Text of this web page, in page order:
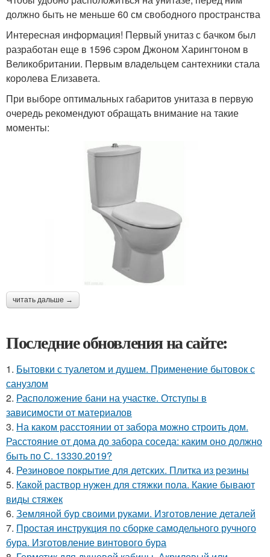
должно быть не меньше 60 см свободного пространства
Интересная информация! Первый унитаз с бачком был
разработан еще в 1596 сэром Джоном Харингтоном в
Великобритании. Первым владельцем сантехники стала
королева Елизавета.
При выборе оптимальных габаритов унитаза в первую
очередь рекомендуют обращать внимание на такие
моменты:
читать дальше →
Последние обновления на сайте:
1. Бытовки с туалетом и душем. Применение бытовок с
санузлом
2. Расположение бани на участке. Отступы в
зависимости от материалов
3. На каком расстоянии от забора можно строить дом.
Расстояние от дома до забора соседа: каким оно должно
быть по С. 13330.2019?
4. Резиновое покрытие для детских. Плитка из резины
5. Какой раствор нужен для стяжки пола. Какие бывают
виды стяжек
6. Земляной бур своими руками. Изготовление деталей
7. Простая инструкция по сборке самодельного ручного
бура. Изготовление винтового бура